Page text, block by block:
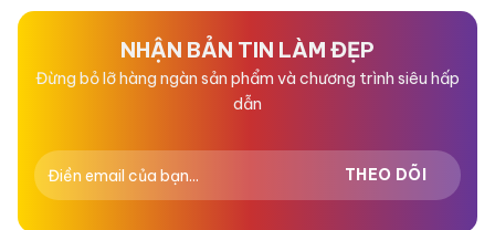
NHẬN BẢN TIN LÀM ĐẸP
Đừng bỏ lỡ hàng ngàn sản phẩm và chương trình siêu hấp
dẫn